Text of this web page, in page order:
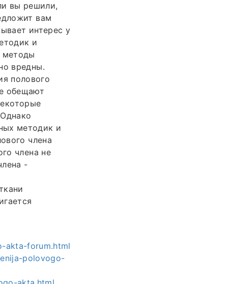
вы решили,
вам
интерес у
и
методы
вредны.
полового
обещают
методик и
члена
члена не
-
akta-forum.html
polovogo-